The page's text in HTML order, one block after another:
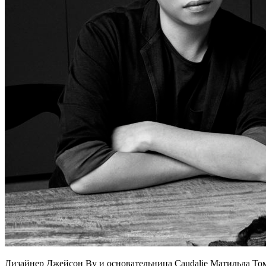
Дизайнер Джейсон Ву и основательница Caudalie Матильда